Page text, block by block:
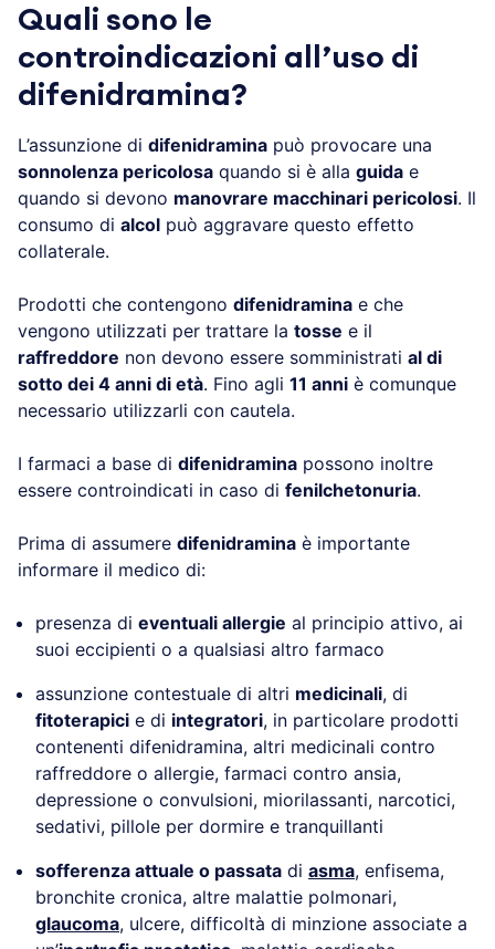
Quali sono le
controindicazioni all’uso di
difenidramina?
L’assunzione di difenidramina può provocare una
sonnolenza pericolosa quando si è alla guida e
quando si devono manovrare macchinari pericolosi. Il
consumo di alcol può aggravare questo effetto
collaterale.
Prodotti che contengono difenidramina e che
vengono utilizzati per trattare la tosse e il
raffreddore non devono essere somministrati al di
sotto dei 4 anni di età. Fino agli 11 anni è comunque
necessario utilizzarli con cautela.
I farmaci a base di difenidramina possono inoltre
essere controindicati in caso di fenilchetonuria.
Prima di assumere difenidramina è importante
informare il medico di:
presenza di eventuali allergie al principio attivo, ai
suoi eccipienti o a qualsiasi altro farmaco
assunzione contestuale di altri medicinali, di
fitoterapici e di integratori, in particolare prodotti
contenenti difenidramina, altri medicinali contro
raffreddore o allergie, farmaci contro ansia,
depressione o convulsioni, miorilassanti, narcotici,
sedativi, pillole per dormire e tranquillanti
sofferenza attuale o passata di asma, enfisema,
bronchite cronica, altre malattie polmonari,
glaucoma, ulcere, difficoltà di minzione associate a